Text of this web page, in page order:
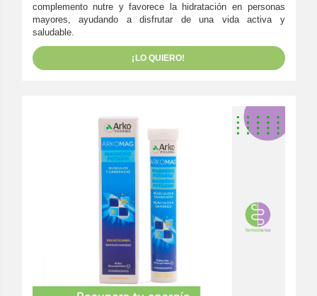
complemento nutre y favorece la hidratación en personas
mayores, ayudando a disfrutar de una vida activa y
saludable.
¡LO QUIERO!